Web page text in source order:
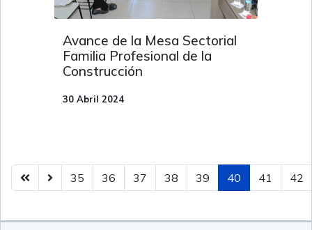
Avance de la Mesa Sectorial
Familia Profesional de la
Construcción
30 Abril 2024
35 36 37 38 39 40 41 42